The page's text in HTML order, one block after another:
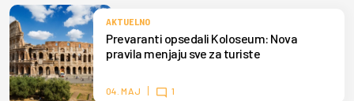
AKTUELNO
Prevaranti opsedali Koloseum: Nova
pravila menjaju sve za turiste
04. MAJ 1